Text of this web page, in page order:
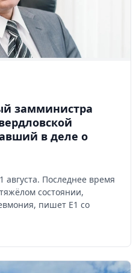
замминистра
в деле о
августа. Последнее время
состоянии,
пишет Е1 со